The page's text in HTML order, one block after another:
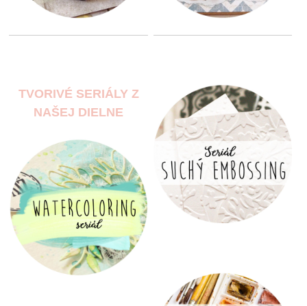
TVORIVÉ SERIÁLY Z
NAŠEJ DIELNE